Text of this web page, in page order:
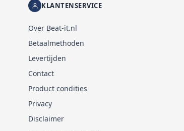
KLANTENSERVICE
Over Beat-it.nl
Betaalmethoden
Levertijden
Contact
Product condities
Privacy
Disclaimer